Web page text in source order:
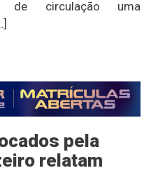
de circulação uma
pela
relatam